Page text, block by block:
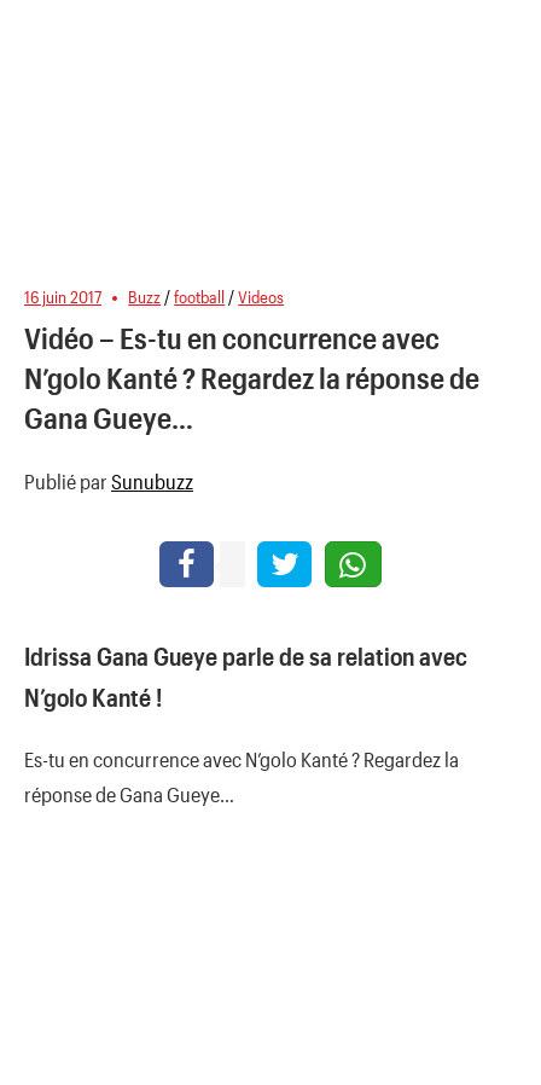
16 juin 2017 Buzz /football /Videos
Vidéo – Es-tu en concurrence avec
N’golo Kanté ? Regardez la réponse de
Gana Gueye…
Publié par Sunubuzz
Idrissa Gana Gueye parle de sa relation avec
N’golo Kanté !
Es-tu en concurrence avec N’golo Kanté ? Regardez la
réponse de Gana Gueye…